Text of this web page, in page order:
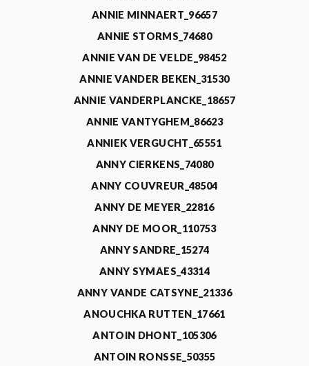
ANNIE MINNAERT_96657
ANNIE STORMS_74680
ANNIE VAN DE VELDE_98452
ANNIE VANDER BEKEN_31530
ANNIE VANDERPLANCKE_18657
ANNIE VANTYGHEM_86623
ANNIEK VERGUCHT_65551
ANNY CIERKENS_74080
ANNY COUVREUR_48504
ANNY DE MEYER_22816
ANNY DE MOOR_110753
ANNY SANDRE_15274
ANNY SYMAES_43314
ANNY VANDE CATSYNE_21336
ANOUCHKA RUTTEN_17661
ANTOIN DHONT_105306
ANTOIN RONSSE_50355